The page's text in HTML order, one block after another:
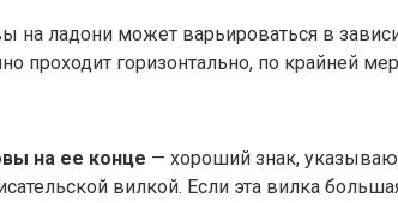
на ладони может варьироваться в
проходит горизонтально, по крайней
на ее конце — хороший знак,
вилкой. Если эта вилка